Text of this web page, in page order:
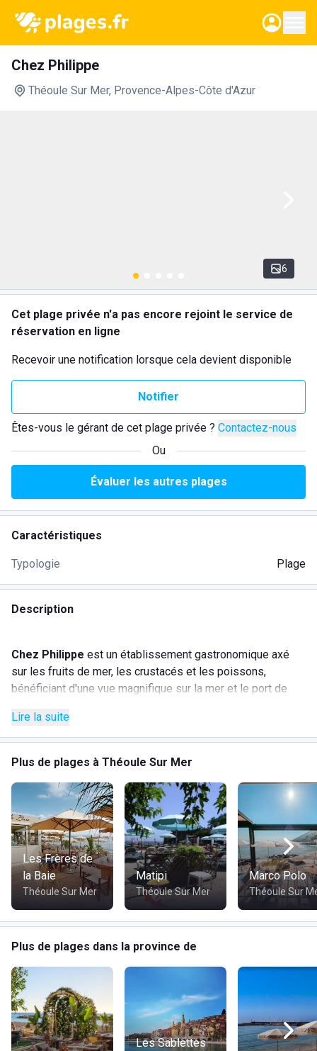
Chez Philippe
Théoule Sur Mer, Provence-Alpes-Côte d'Azur
6
Cet plage privée n'a pas encore rejoint le service de
réservation en ligne
Recevoir une notification lorsque cela devient disponible
Notifier
Êtes-vous le gérant de cet plage privée ? Contactez-nous
Ou
Évaluer les autres plages
Caractéristiques
Typologie Plage
Description
Chez Philippe est un établissement gastronomique axé
sur les fruits de mer, les crustacés et les poissons,
bénéficiant d'une vue magnifique sur la mer et le port de
septembre 2023, avec un espace lounge et des transats où
vous pouvez commander des plats légers de la carte de
snacking.
Lire la suite
Plus de plages à Théoule Sur Mer
Les Frères de
la Baie
Théoule Sur Mer
Matipi
Théoule Sur Mer
Marco Polo
Théoule Sur
Plus de plages dans la province de
Les Sablettes